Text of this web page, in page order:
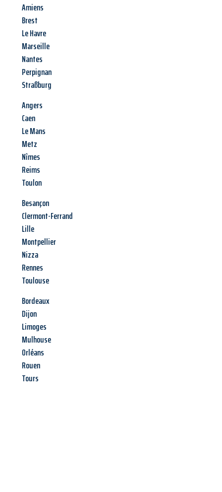
Amiens
Brest
Le Havre
Marseille
Nantes
Perpignan
Straßburg
Angers
Caen
Le Mans
Metz
Nîmes
Reims
Toulon
Besançon
Clermont-Ferrand
Lille
Montpellier
Nizza
Rennes
Toulouse
Bordeaux
Dijon
Limoges
Mulhouse
Orléans
Rouen
Tours